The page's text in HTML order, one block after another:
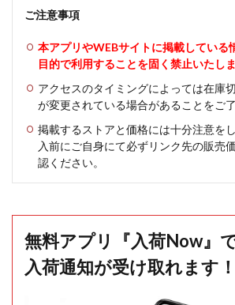
ご注意事項
本アプリやWEBサイトに掲載している
目的で利用することを固く禁止いたしま
アクセスのタイミングによっては在庫
が変更されている場合があることをご
掲載するストアと価格には十分注意を
入前にご自身にて必ずリンク先の販売
認ください。
無料アプリ『入荷Now』
入荷通知が受け取れます！